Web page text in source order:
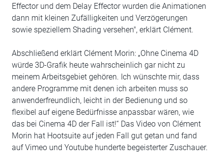
Effector und dem Delay Effector wurden die Animationen
dann mit kleinen Zufälligkeiten und Verzögerungen
sowie speziellem Shading versehen", erklärt Clément.
Abschließend erklärt Clément Morin: „Ohne Cinema 4D
würde 3D-Grafik heute wahrscheinlich gar nicht zu
meinem Arbeitsgebiet gehören. Ich wünschte mir, dass
andere Programme mit denen ich arbeiten muss so
anwenderfreundlich, leicht in der Bedienung und so
flexibel auf eigene Bedürfnisse anpassbar wären, wie
das bei Cinema 4D der Fall ist!“ Das Video von Clément
Morin hat Hootsuite auf jeden Fall gut getan und fand
auf Vimeo und Youtube hunderte begeisterter Zuschauer.